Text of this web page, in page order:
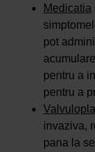
Medicatia
pot
pentru a
pentru a
invaziva,
pana la